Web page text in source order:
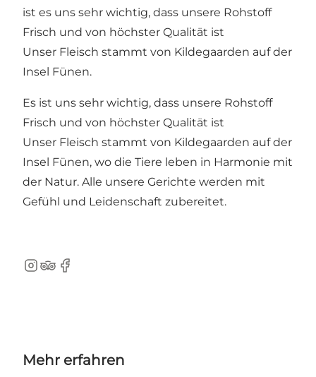
ist es uns sehr wichtig, dass unsere Rohstoff
Frisch und von höchster Qualität ist
Unser Fleisch stammt von Kildegaarden auf der
Insel Fünen.
Es ist uns sehr wichtig, dass unsere Rohstoff
Frisch und von höchster Qualität ist
Unser Fleisch stammt von Kildegaarden auf der
Insel Fünen, wo die Tiere leben in Harmonie mit
der Natur. Alle unsere Gerichte werden mit
Gefühl und Leidenschaft zubereitet.
Instagram
Tripadvisor
Facebook
Mehr erfahren